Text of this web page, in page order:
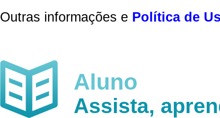
Outras informações e Política de
Aluno
Assista,